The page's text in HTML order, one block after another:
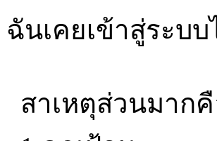
ฉันเคยเข้าสู่ระบ
สาเหตุส่วนมาก